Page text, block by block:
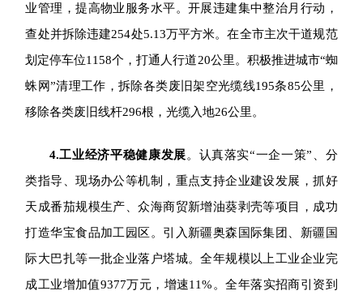
业管理，提高物业服务水平。开展违建集中整治月行动，
查处并拆除违建254处5.13万平方米。在全市主次干道规范
划定停车位1158个，打通人行道20公里。积极推进城市“蜘
蛛网”清理工作，拆除各类废旧架空光缆线195条85公里，
移除各类废旧线杆296根，光缆入地26公里。
4.工业经济平稳健康发展。认真落实“一企一策”、分
类指导、现场办公等机制，重点支持企业建设发展，抓好
天成番茄规模生产、众海商贸新增油葵剥壳等项目，成功
打造华宝食品加工园区。引入新疆奥森国际集团、新疆国
际大巴扎等一批企业落户塔城。全年规模以上工业企业完
成工业增加值9377万元，增速11%。全年落实招商引资到